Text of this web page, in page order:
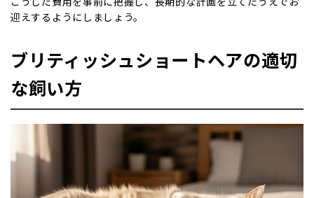
迎えするようにしましょう。
ブリティッシュショートヘアの適切
な飼い方